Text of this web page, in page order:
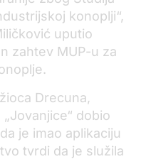
konoplji“,
uputio
zahtev MUP-u za
Drecuna,
dobio
je imao aplikaciju
tvrdi da je služila